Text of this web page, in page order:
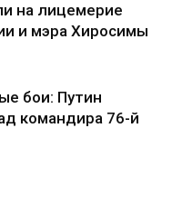
на лицемерие
и мэра Хиросимы
бои: Путин
командира 76-й